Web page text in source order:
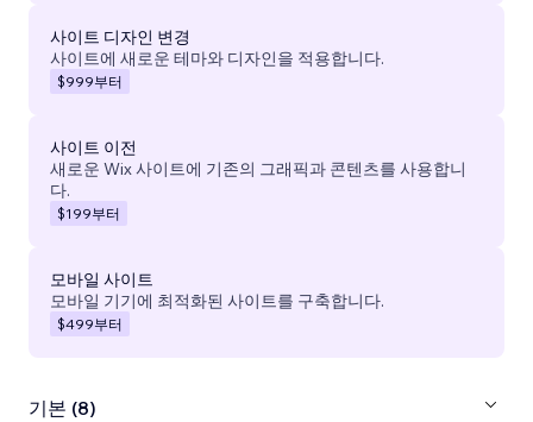
사이트 디자인 변경
사이트에 새로운 테마와 디자인을 적용합니다.
$999부터
사이트 이전
새로운 Wix 사이트에 기존의 그래픽과 콘텐츠를 사용합니
다.
$199부터
모바일 사이트
모바일 기기에 최적화된 사이트를 구축합니다.
$499부터
기본 (8)